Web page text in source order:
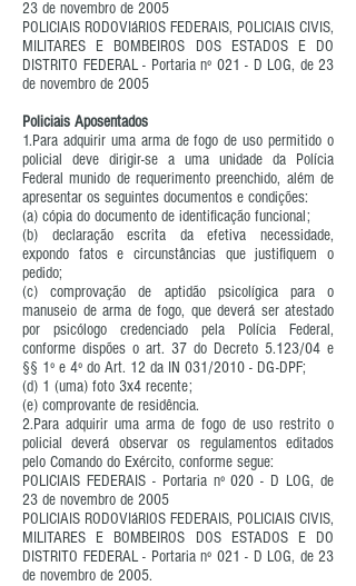
23 de novembro de 2005
POLICIAIS RODOVIáRIOS FEDERAIS, POLICIAIS CIVIS,
MILITARES E BOMBEIROS DOS ESTADOS E DO
DISTRITO FEDERAL - Portaria nº 021 - D LOG, de 23
de novembro de 2005
Policiais Aposentados
1.Para adquirir uma arma de fogo de uso permitido o
policial deve dirigir-se a uma unidade da Polícia
Federal munido de requerimento preenchido, além de
apresentar os seguintes documentos e condições:
(a) cópia do documento de identificação funcional;
(b) declaração escrita da efetiva necessidade,
expondo fatos e circunstâncias que justifiquem o
pedido;
(c) comprovação de aptidão psicolígica para o
manuseio de arma de fogo, que deverá ser atestado
por psicólogo credenciado pela Polícia Federal,
conforme dispões o art. 37 do Decreto 5.123/04 e
§§ 1º e 4º do Art. 12 da IN 031/2010 - DG-DPF;
(d) 1 (uma) foto 3x4 recente;
(e) comprovante de residência.
2.Para adquirir uma arma de fogo de uso restrito o
policial deverá observar os regulamentos editados
pelo Comando do Exército, conforme segue:
POLICIAIS FEDERAIS - Portaria nº 020 - D LOG, de
23 de novembro de 2005
POLICIAIS RODOVIáRIOS FEDERAIS, POLICIAIS CIVIS,
MILITARES E BOMBEIROS DOS ESTADOS E DO
DISTRITO FEDERAL - Portaria nº 021 - D LOG, de 23
de novembro de 2005.